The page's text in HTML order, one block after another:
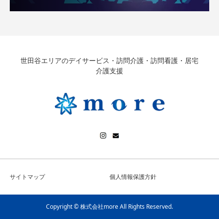
世田谷エリアのデイサービス・訪問介護・訪問看護・居宅
介護支援
サイトマップ 個人情報保護方針
Copyright © 株式会社more All Rights Reserved.